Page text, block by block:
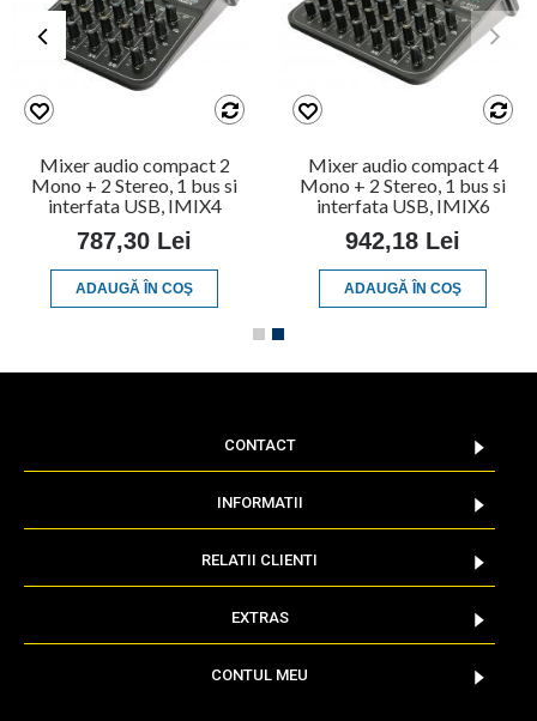
Mixer audio compact 2
Mono + 2 Stereo, 1 bus si
interfata USB, IMIX4
787,30 Lei
ADAUGĂ ÎN COŞ
Mixer audio compact 4
Mono + 2 Stereo, 1 bus si
interfata USB, IMIX6
942,18 Lei
ADAUGĂ ÎN COŞ
CONTACT
INFORMATII
RELATII CLIENTI
EXTRAS
CONTUL MEU